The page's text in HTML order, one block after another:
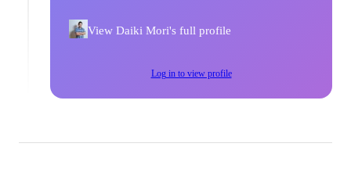
View Daiki Mori's full profile
Log in to view profile